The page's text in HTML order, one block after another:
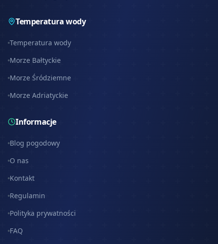
Temperatura wody
Temperatura wody
Morze Bałtyckie
Morze Śródziemne
Morze Adriatyckie
Informacje
Blog pogodowy
O nas
Kontakt
Regulamin
Polityka prywatności
FAQ